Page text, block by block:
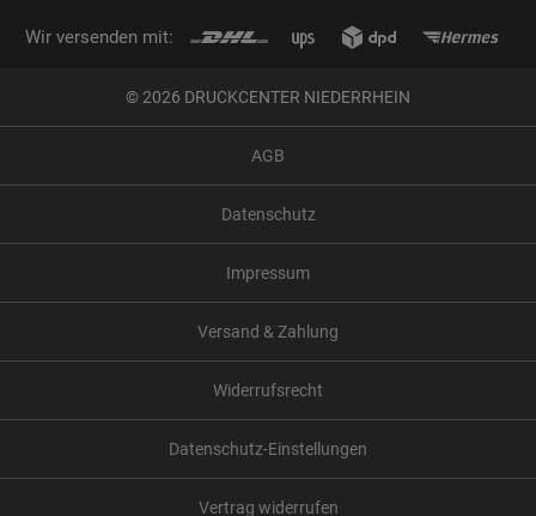
Wir versenden mit:
© 2026 DRUCKCENTER NIEDERRHEIN
AGB
Datenschutz
Impressum
Versand & Zahlung
Widerrufsrecht
Datenschutz-Einstellungen
Vertrag widerrufen